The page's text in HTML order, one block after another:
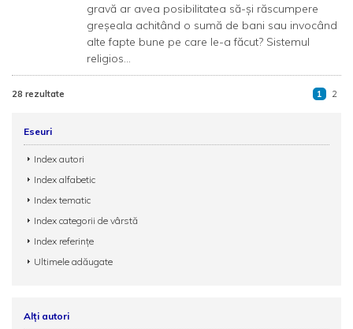
gravă ar avea posibilitatea să-și răscumpere
greșeala achitând o sumă de bani sau invocând
alte fapte bune pe care le-a făcut? Sistemul
religios...
28 rezultate 1 2
Eseuri
Index autori
Index alfabetic
Index tematic
Index categorii de vârstă
Index referințe
Ultimele adăugate
Alți autori